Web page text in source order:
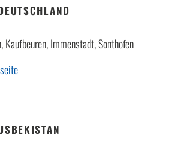
Kaufbeuren, Immenstadt, Sonthofen